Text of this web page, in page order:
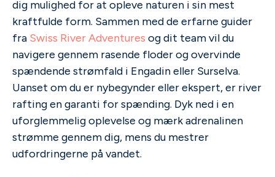
dig mulighed for at opleve naturen i sin mest
kraftfulde form. Sammen med de erfarne guider
fra Swiss River Adventures og dit team vil du
navigere gennem rasende floder og overvinde
spændende strømfald i Engadin eller Surselva.
Uanset om du er nybegynder eller ekspert, er river
rafting en garanti for spænding. Dyk ned i en
uforglemmelig oplevelse og mærk adrenalinen
strømme gennem dig, mens du mestrer
udfordringerne på vandet.